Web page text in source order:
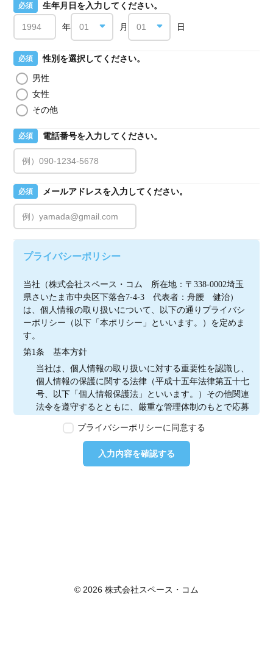
必須 生年月日を入力してください。
年 月 日
必須
性別を選択してください。
男性
女性
その他
必須 電話番号を入力してください。
必須 メールアドレスを入力してください。
プライバシーポリシー
当社（株式会社スペース・コム　所在地：〒338-0002埼玉
県さいたま市中央区下落合7-4-3　代表者：舟腰　健治）
は、個人情報の取り扱いについて、以下の通りプライバシ
ーポリシー（以下「本ポリシー」といいます。）を定めま
す。
第1条　基本方針
当社は、個人情報の取り扱いに対する重要性を認識し、
個人情報の保護に関する法律（平成十五年法律第五十七
号、以下「個人情報保護法」といいます。）その他関連
法令を遵守するとともに、厳重な管理体制のもとで応募
本ウェブサイトで取得する個人情報に限り適用されるも
のとします。
第2条　個人情報の定義
情報取扱事業者が、開示、内容の訂正、追加又は削除、
プライバシーポリシーに同意する
入力内容を確認する
© 2026 株式会社スペース・コム